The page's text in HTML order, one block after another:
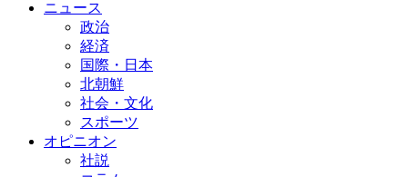
ニュース
政治
経済
国際・日本
北朝鮮
社会・文化
スポーツ
オピニオン
社説